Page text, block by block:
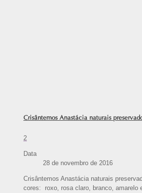
Crisântemos Anastácia naturais
2
Data
28 de novembro de 2016
Crisântemos Anastácia naturais
cores: roxo, rosa claro, branco, amarelo